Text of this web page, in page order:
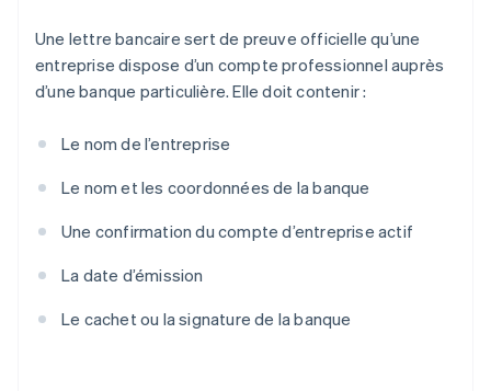
Une lettre bancaire sert de preuve officielle qu’une
entreprise dispose d’un compte professionnel auprès
d’une banque particulière. Elle doit contenir :
Le nom de l’entreprise
Le nom et les coordonnées de la banque
Une confirmation du compte d’entreprise actif
La date d’émission
Le cachet ou la signature de la banque